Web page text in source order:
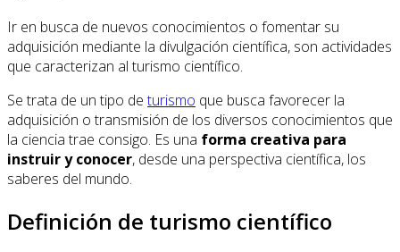
Ir en busca de nuevos conocimientos o fomentar su
adquisición mediante la divulgación científica, son actividades
que caracterizan al turismo científico.
Se trata de un tipo deturismo que busca favorecer la
adquisición o transmisión de los diversos conocimientos que
la ciencia trae consigo. Es una forma creativa para
instruir y conocer, desde una perspectiva científica, los
saberes del mundo.
Definición de turismo científico